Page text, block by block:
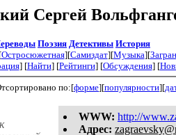
Сергей
Поэзия Детективы История
Остросюжетная][Самиздат][Музыка][
] [Найти] [Рейтинги] [Обсуждения] [
по:[форме][популярности][
WWW: http://
Aдpeс: